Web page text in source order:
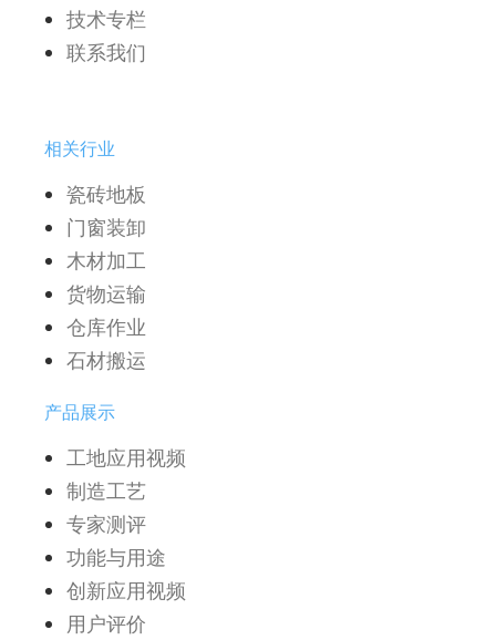
技术专栏
联系我们
相关行业
瓷砖地板
门窗装卸
木材加工
货物运输
仓库作业
石材搬运
产品展示
工地应用视频
制造工艺
专家测评
功能与用途
创新应用视频
用户评价